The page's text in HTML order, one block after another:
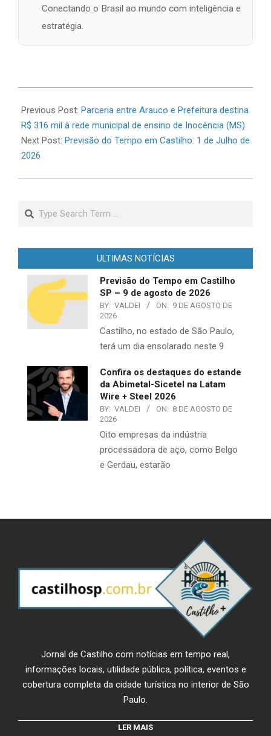
Conectando o Brasil ao mundo com inteligência e
estratégia.
06-
30
Previous Post: Parceria entre Arauco e Prefeitura destina
R$ 316 mil à rede municipal de ensino de Inocência (MS)
Next Post: Previsão do Tempo em Castilho: 1 de Julho de
2026
Search
ULTIMAS NOTÍCIAS
Previsão do Tempo em Castilho
SP – 9 de agosto de 2026
BY: VALDEI ON: 9 DE AGOSTO DE
2026
Castilho, no estado de São Paulo,
terá um dia ensolarado neste 9
Confira os destaques do estande
da Abimetal-Sicetel na Latam
Wire + Steel 2026
BY: VALDEI ON: 8 DE AGOSTO DE
2026
Oito empresas da indústria
processadora de aço, como Belgo
e Gerdau, estarão
Jornal de Castilho com notícias em tempo real,
informações locais, utilidade pública, política, eventos e
cobertura completa da cidade turística no interior de São
Paulo.
LER MAIS